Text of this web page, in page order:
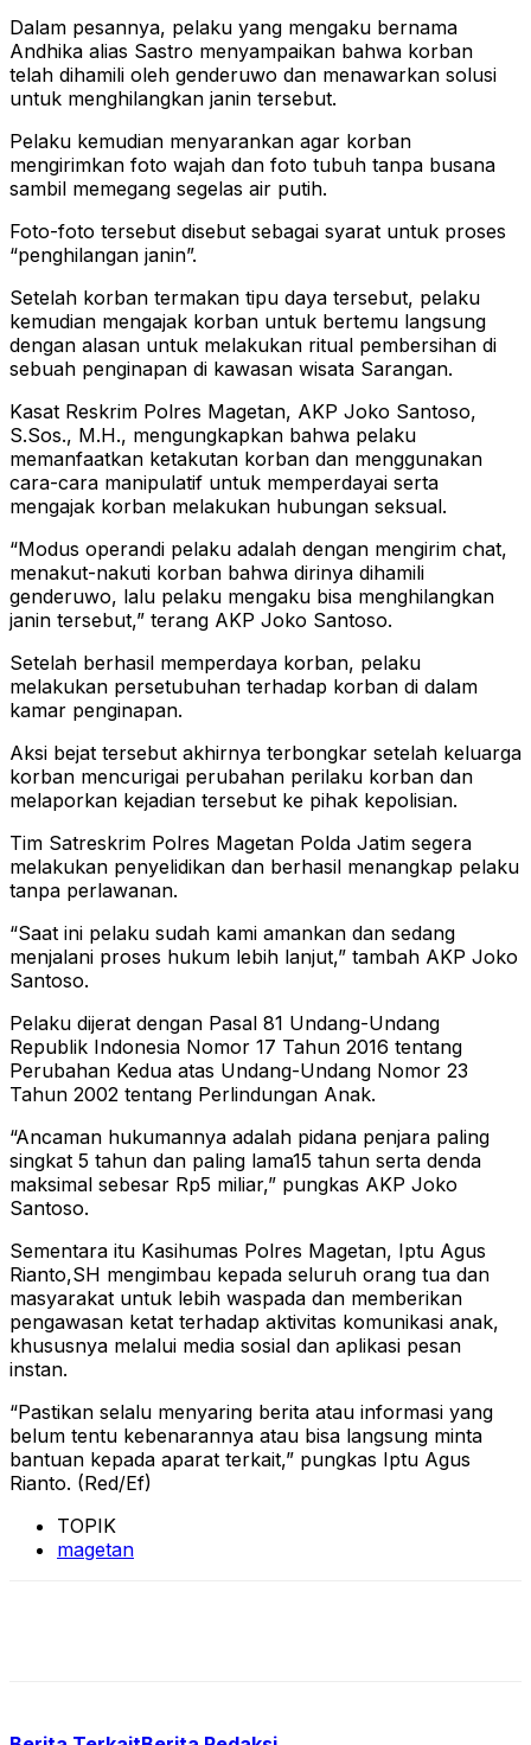
Dalam pesannya, pelaku yang mengaku bernama
Andhika alias Sastro menyampaikan bahwa korban
telah dihamili oleh genderuwo dan menawarkan solusi
untuk menghilangkan janin tersebut.
Pelaku kemudian menyarankan agar korban
mengirimkan foto wajah dan foto tubuh tanpa busana
sambil memegang segelas air putih.
Foto-foto tersebut disebut sebagai syarat untuk proses
“penghilangan janin”.
Setelah korban termakan tipu daya tersebut, pelaku
kemudian mengajak korban untuk bertemu langsung
dengan alasan untuk melakukan ritual pembersihan di
sebuah penginapan di kawasan wisata Sarangan.
Kasat Reskrim Polres Magetan, AKP Joko Santoso,
S.Sos., M.H., mengungkapkan bahwa pelaku
memanfaatkan ketakutan korban dan menggunakan
cara-cara manipulatif untuk memperdayai serta
mengajak korban melakukan hubungan seksual.
“Modus operandi pelaku adalah dengan mengirim chat,
menakut-nakuti korban bahwa dirinya dihamili
genderuwo, lalu pelaku mengaku bisa menghilangkan
janin tersebut,” terang AKP Joko Santoso.
Setelah berhasil memperdaya korban, pelaku
melakukan persetubuhan terhadap korban di dalam
kamar penginapan.
Aksi bejat tersebut akhirnya terbongkar setelah keluarga
korban mencurigai perubahan perilaku korban dan
melaporkan kejadian tersebut ke pihak kepolisian.
Tim Satreskrim Polres Magetan Polda Jatim segera
melakukan penyelidikan dan berhasil menangkap pelaku
tanpa perlawanan.
“Saat ini pelaku sudah kami amankan dan sedang
menjalani proses hukum lebih lanjut,” tambah AKP Joko
Santoso.
Pelaku dijerat dengan Pasal 81 Undang-Undang
Republik Indonesia Nomor 17 Tahun 2016 tentang
Perubahan Kedua atas Undang-Undang Nomor 23
Tahun 2002 tentang Perlindungan Anak.
“Ancaman hukumannya adalah pidana penjara paling
singkat 5 tahun dan paling lama15 tahun serta denda
maksimal sebesar Rp5 miliar,” pungkas AKP Joko
Santoso.
Sementara itu Kasihumas Polres Magetan, Iptu Agus
Rianto,SH mengimbau kepada seluruh orang tua dan
masyarakat untuk lebih waspada dan memberikan
pengawasan ketat terhadap aktivitas komunikasi anak,
khususnya melalui media sosial dan aplikasi pesan
instan.
“Pastikan selalu menyaring berita atau informasi yang
belum tentu kebenarannya atau bisa langsung minta
bantuan kepada aparat terkait,” pungkas Iptu Agus
Rianto. (Red/Ef)
TOPIK
magetan